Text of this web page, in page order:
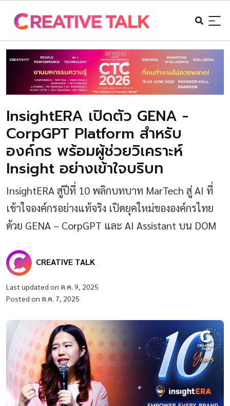
InsightERA เปิดตัว GENA -
CorpGPT Platform สำหรับ
องค์กร พร้อมผู้ช่วยวิเคราะห์
Insight อย่างเข้าใจบริบท
InsightERA สู่ปีที่ 10 พลิกบทบาท MarTech สู่ AI ที่
เข้าใจองค์กรอย่างแท้จริง เปิดยุคใหม่ขององค์กรไทย
ด้วย GENA – CorpGPT และ AI Assistant บน DOM
CREATIVE TALK
Last updated on ต.ค. 9, 2025
Posted on ต.ค. 7, 2025